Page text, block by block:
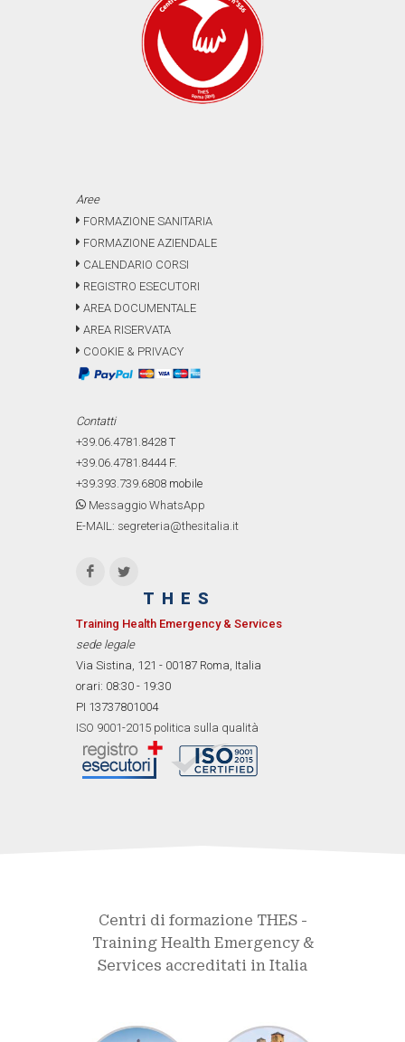
Aree
FORMAZIONE SANITARIA
FORMAZIONE AZIENDALE
CALENDARIO CORSI
REGISTRO ESECUTORI
AREA DOCUMENTALE
AREA RISERVATA
COOKIE & PRIVACY
Contatti
+39.06.4781.8428 T
+39.06.4781.8444F.
+39.393.739.6808 mobile
Messaggio WhatsApp
E-MAIL: segreteria@thesitalia.it
THES
Training Health Emergency & Services
sede legale
Via Sistina, 121 - 00187 Roma, Italia
orari: 08:30 - 19:30
PI 13737801004
ISO 9001-2015 politica sulla qualità
Centri di formazione THES -
Training Health Emergency &
Services accreditati in Italia